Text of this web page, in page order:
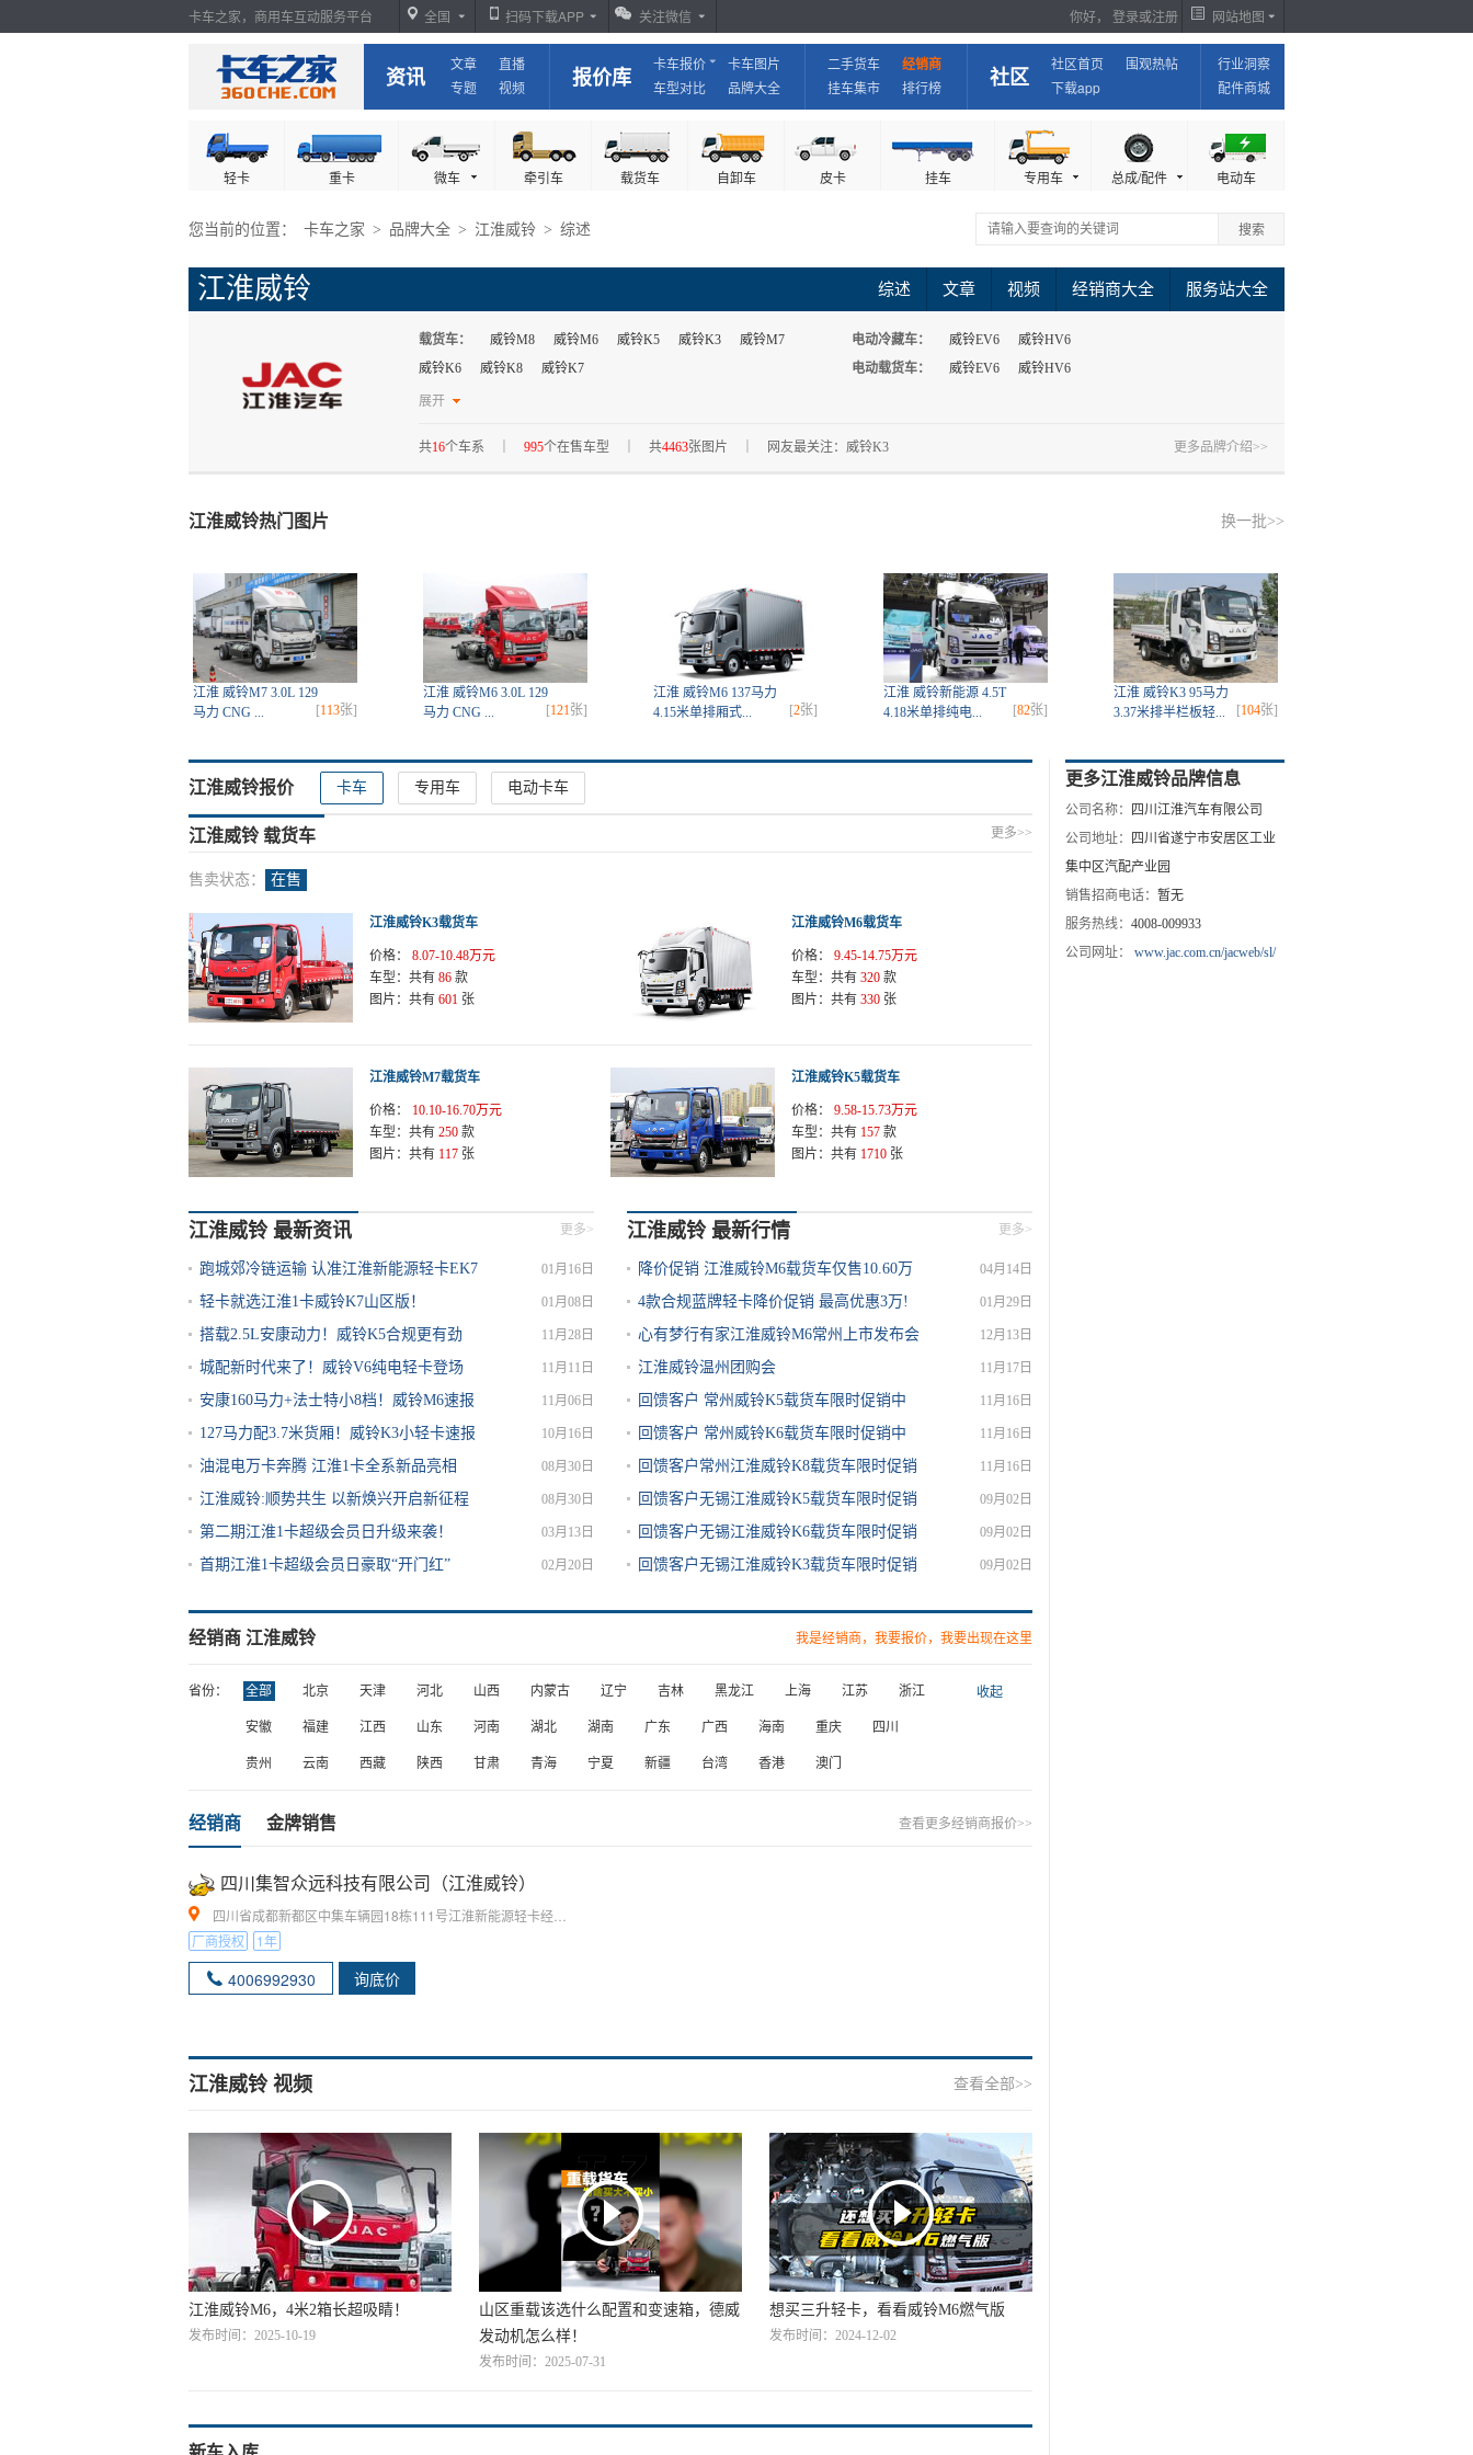
你好， 登录或注册 网站地图
卡车之家，商用车互动服务平台 全国 扫码下载APP 关注微信
资讯 文章
直播
专题
视频 报价库 卡车报价
卡车图片
车型对比
品牌大全
二手货车 经销商
挂车集市 排行榜 社区 社区首页
围观热帖
下载app
行业洞察
配件商城
轻卡 重卡 微车 牵引车 载货车 自卸车 皮卡 挂车 专用车 总成/配件 电动车
您当前的位置： 卡车之家 > 品牌大全 > 江淮威铃 > 综述
江淮威铃 综述 文章 视频 经销商大全 服务站大全
载货车： 威铃M8 威铃M6 威铃K5 威铃K3
威铃M7
威铃K6
威铃K8 威铃K7
电动冷藏车： 威铃EV6
威铃HV6
电动载货车：
威铃EV6
威铃HV6
冷藏车：
展开
更多品牌介绍>>
共16个车系 995个在售车型 共4463张图片 网友最关注：威铃K3
换一批>>
江淮威铃热门图片
江淮 威铃M7 3.0L 129
马力 CNG ...
[113张]
江淮 威铃M6 3.0L 129
马力 CNG ...
[121张]
江淮 威铃M6 137马力
4.15米单排厢式...
[2张]
江淮 威铃新能源 4.5T
4.18米单排纯电...
[82张]
江淮 威铃K3 95马力
3.37米排半栏板轻...
[104张]
江淮威铃报价 卡车 专用车 电动卡车
更多>>
江淮威铃 载货车
售卖状态： 在售
江淮威铃K3载货车
价格：
8.07-10.48万元
车型： 共有 86 款
图片： 共有 601 张
江淮威铃M6载货车
价格：
9.45-14.75万元
车型： 共有 320 款
图片： 共有 330 张
江淮威铃M7载货车
价格：
10.10-16.70万元
车型： 共有 250 款
图片： 共有 117 张
江淮威铃K5载货车
价格：
9.58-15.73万元
车型： 共有 157 款
图片： 共有 1710 张
更多>
江淮威铃 最新资讯
01月16日
跑城郊冷链运输 认准江淮新能源轻卡EK7
01月08日
轻卡就选江淮1卡威铃K7山区版！
11月28日
搭载2.5L安康动力！威铃K5合规更有劲
11月11日
城配新时代来了！威铃V6纯电轻卡登场
11月06日
安康160马力+法士特小8档！威铃M6速报
10月16日
127马力配3.7米货厢！威铃K3小轻卡速报
08月30日
油混电万卡奔腾 江淮1卡全系新品亮相
08月30日
江淮威铃:顺势共生 以新焕兴开启新征程
03月13日
第二期江淮1卡超级会员日升级来袭！
02月20日
首期江淮1卡超级会员日豪取“开门红”
更多>
江淮威铃 最新行情
04月14日
降价促销 江淮威铃M6载货车仅售10.60万
01月29日
4款合规蓝牌轻卡降价促销 最高优惠3万!
12月13日
心有梦行有家江淮威铃M6常州上市发布会
11月17日
江淮威铃温州团购会
11月16日
回馈客户 常州威铃K5载货车限时促销中
11月16日
回馈客户 常州威铃K6载货车限时促销中
11月16日
回馈客户常州江淮威铃K8载货车限时促销
09月02日
回馈客户无锡江淮威铃K5载货车限时促销
09月02日
回馈客户无锡江淮威铃K6载货车限时促销
09月02日
回馈客户无锡江淮威铃K3载货车限时促销
经销商 江淮威铃 我是经销商，我要报价，我要出现在这里
省份： 全部 北京 天津 河北 山西 内蒙古 辽宁 吉林 黑龙江 上海 江苏 浙江
安徽 福建 江西 山东 河南 湖北 湖南 广东 广西 海南 重庆 四川
贵州 云南 西藏 陕西 甘肃 青海 宁夏 新疆 台湾 香港 澳门
收起
经销商 金牌销售 查看更多经销商报价>>
四川集智众远科技有限公司（江淮威铃）
四川省成都新都区中集车辆园18栋111号江淮新能源轻卡经销商
厂商授权
1年
4006992930 询底价
江淮威铃 视频 查看全部>>
江淮威铃M6，4米2箱长超吸睛！
发布时间：2025-10-19
山区重载该选什么配置和变速箱，德威
发动机怎么样！
发布时间：2025-07-31
想买三升轻卡，看看威铃M6燃气版
发布时间：2024-12-02
更多江淮威铃品牌信息
公司名称：
四川江淮汽车有限公司
公司地址：
四川省遂宁市安居区工业
集中区汽配产业园
销售招商电话： 暂无
服务热线： 4008-009933
公司网址：
www.jac.com.cn/jacweb/sl/